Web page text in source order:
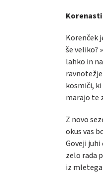
Korenček
še veliko?
lahko in
kosmiči,
marajo te
Z novo
okus vas
Goveji
zelo rada
iz